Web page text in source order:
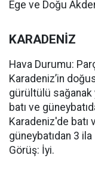
Ege ve Doğu
KARADENİZ
Hava Durumu:
Karadeniz’in
gürültülü sağanak
batı ve
Karadeniz'de batı
güneybatıdan 3
Görüş: İyi.